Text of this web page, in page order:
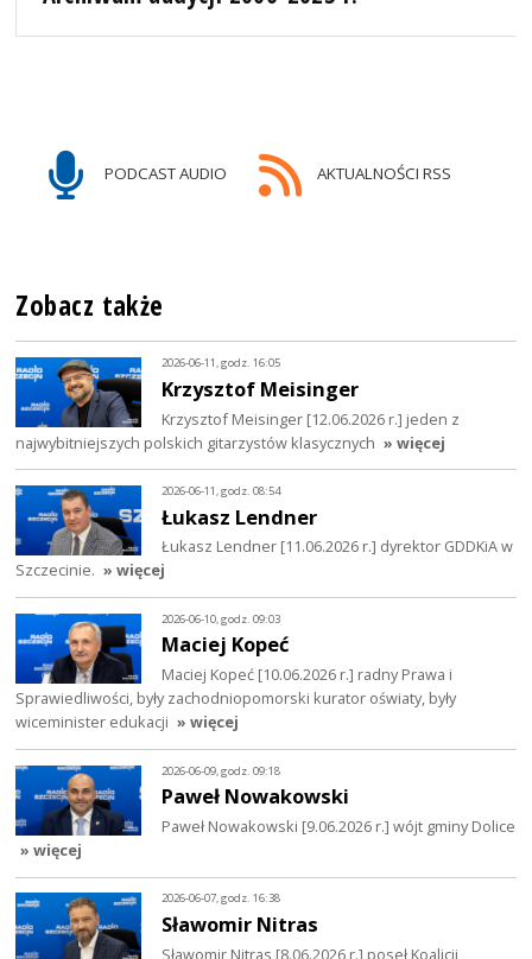
PODCAST AUDIO AKTUALNOŚCI RSS
Zobacz także
2026-06-11, godz. 16:05
Krzysztof Meisinger
Krzysztof Meisinger [12.06.2026 r.] jeden z
najwybitniejszych polskich gitarzystów klasycznych » więcej
2026-06-11, godz. 08:54
Łukasz Lendner
Łukasz Lendner [11.06.2026 r.] dyrektor GDDKiA w
Szczecinie. » więcej
2026-06-10, godz. 09:03
Maciej Kopeć
Maciej Kopeć [10.06.2026 r.] radny Prawa i
Sprawiedliwości, były zachodniopomorski kurator oświaty, były
wiceminister edukacji » więcej
2026-06-09, godz. 09:18
Paweł Nowakowski
Paweł Nowakowski [9.06.2026 r.] wójt gminy Dolice
» więcej
2026-06-07, godz. 16:38
Sławomir Nitras
Sławomir Nitras [8.06.2026 r.] poseł Koalicji